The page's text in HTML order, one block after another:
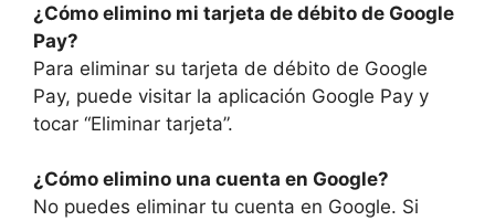
¿Cómo elimino mi tarjeta de débito de Google
Pay?
Para eliminar su tarjeta de débito de Google
Pay, puede visitar la aplicación Google Pay y
tocar “Eliminar tarjeta”.
¿Cómo elimino una cuenta en Google?
No puedes eliminar tu cuenta en Google. Si